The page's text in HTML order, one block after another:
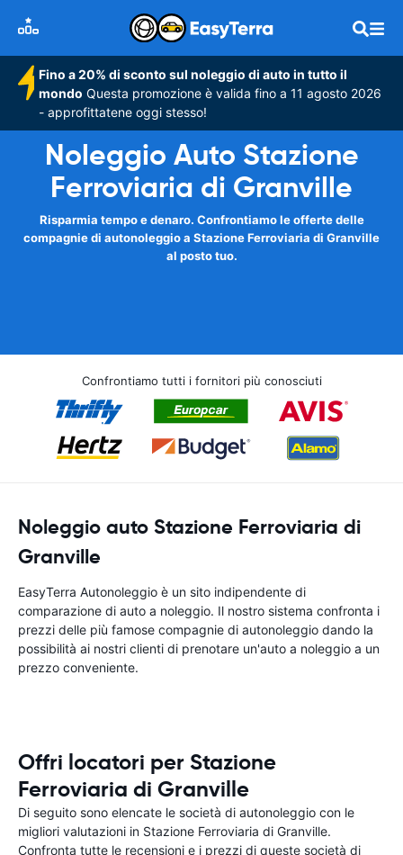
Fino a 20% di sconto sul noleggio di auto in tutto il
mondo Questa promozione è valida fino a 11 agosto 2026
- approfittatene oggi stesso!
Noleggio Auto Stazione
Ferroviaria di Granville
Risparmia tempo e denaro. Confrontiamo le offerte delle
compagnie di autonoleggio a Stazione Ferroviaria di Granville
al posto tuo.
Confrontiamo tutti i fornitori più conosciuti
Noleggio auto Stazione Ferroviaria di
Granville
EasyTerra Autonoleggio è un sito indipendente di
comparazione di auto a noleggio. Il nostro sistema confronta i
prezzi delle più famose compagnie di autonoleggio dando la
possibilità ai nostri clienti di prenotare un'auto a noleggio a un
prezzo conveniente.
Offri locatori per Stazione
Ferroviaria di Granville
Di seguito sono elencate le società di autonoleggio con le
migliori valutazioni in Stazione Ferroviaria di Granville.
Confronta tutte le recensioni e i prezzi di queste società di